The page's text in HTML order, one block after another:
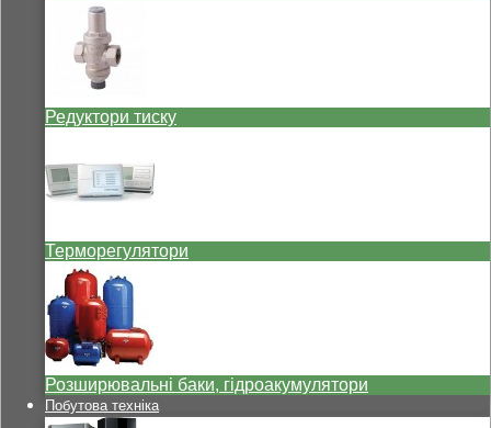
Редуктори тиску
Терморегулятори
Розширювальні баки, гідроакумулятори
Побутова техніка